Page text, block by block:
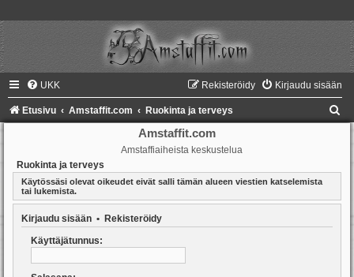
UKK Kirjaudu sisään
Rekisteröidy
Etusivu Amstaffit.com Ruokinta ja terveys
Amstaffit.com
Amstaffiaiheista keskustelua
Ruokinta ja terveys
Käytössäsi olevat oikeudet eivät salli tämän alueen viestien katselemista
tai lukemista.
Kirjaudu sisään • Rekisteröidy
Käyttäjätunnus: